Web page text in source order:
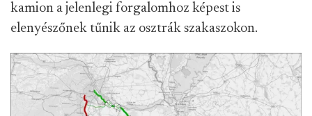
kamion a jelenlegi forgalomhoz képest is
elenyészőnek tűnik az osztrák szakaszokon.